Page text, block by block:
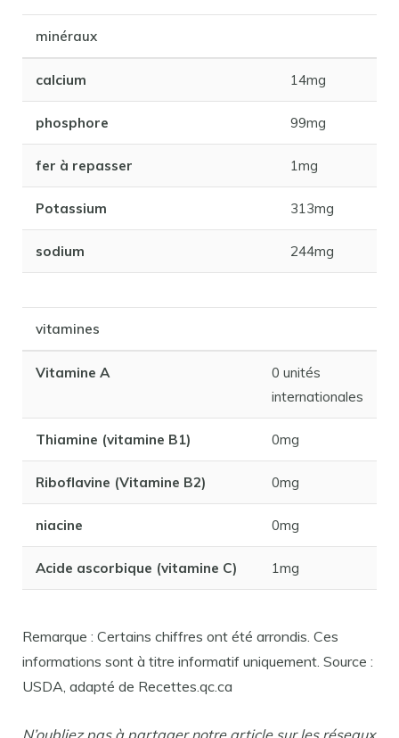
minéraux
calcium 14mg
phosphore 99mg
fer à repasser 1mg
Potassium 313mg
sodium 244mg
vitamines
Vitamine A
0 unités
internationales
Thiamine (vitamine B1) 0mg
Riboflavine (Vitamine B2) 0mg
niacine 0mg
Acide ascorbique (vitamine C) 1mg
Remarque : Certains chiffres ont été arrondis. Ces
informations sont à titre informatif uniquement. Source :
USDA, adapté de Recettes.qc.ca